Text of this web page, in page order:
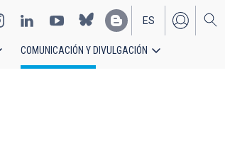
EN
ES
COMUNICACIÓN Y DIVULGACIÓN